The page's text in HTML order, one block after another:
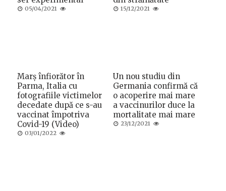
Posted
05/04/2021
Posted
15/12/2021
Marș înfiorător în
Parma, Italia cu
fotografiile victimelor
decedate după ce s-au
vaccinat împotriva
Covid-19 (Video)
Posted
03/01/2022
Un nou studiu din
Germania confirmă că
o acoperire mai mare
a vaccinurilor duce la
mortalitate mai mare
Posted
23/12/2021